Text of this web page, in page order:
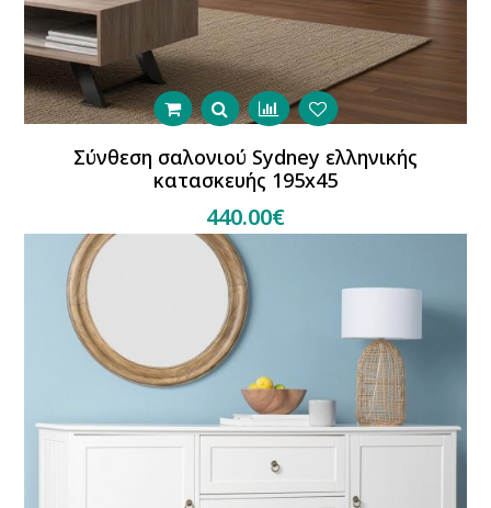
Σύνθεση σαλονιού Sydney ελληνικής
κατασκευής 195x45
440.00€